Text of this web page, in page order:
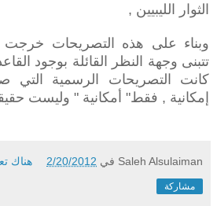
الثوار الليبيين ,
وبناء على هذه التصريحات خرجت
تتبنى وجهة النظر القائلة بوجود
كانت التصريحات الرسمية التي
إمكانية , فقط" أمكانية " وليست
Saleh Alsulaiman في 2/20/2012 هناك
مشاركة